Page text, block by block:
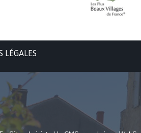
LÉGALES